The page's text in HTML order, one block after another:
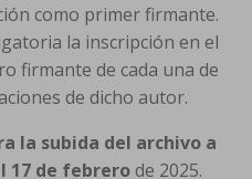
como primer firmante.
la inscripción en el
firmante de cada una de
de dicho autor.
la subida del archivo a
17 de febrerode 2025.